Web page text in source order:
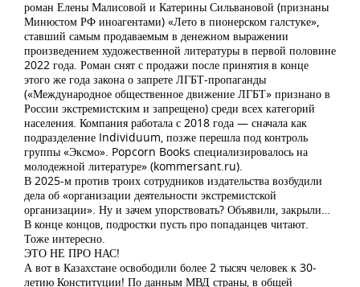
роман Елены Малисовой и Катерины Сильвановой (признаны
Минюстом РФ иноагентами) «Лето в пионерском галстуке»,
ставший самым продаваемым в денежном выражении
произведением художественной литературы в первой половине
2022 года. Роман снят с продажи после принятия в конце
этого же года закона о запрете ЛГБТ-пропаганды
(«Международное общественное движение ЛГБТ» признано в
России экстремистским и запрещено) среди всех категорий
населения. Компания работала с 2018 года — сначала как
подразделение Individuum, позже перешла под контроль
группы «Эксмо». Popcorn Books специализировалось на
молодежной литературе» (kommersant.ru).
В 2025-м против троих сотрудников издательства возбудили
дела об «организации деятельности экстремистской
организации». Ну и зачем упорствовать? Объявили, закрыли…
В конце концов, подростки пусть про попаданцев читают.
Тоже интересно.
ЭТО НЕ ПРО НАС!
А вот в Казахстане освободили более 2 тысяч человек к 30-
летию Конституции! По данным МВД страны, в общей